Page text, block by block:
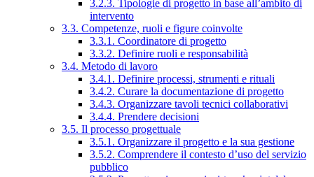
3.2.3. Tipologie di progetto in base all’ambito di
intervento
3.3. Competenze, ruoli e figure coinvolte
3.3.1. Coordinatore di progetto
3.3.2. Definire ruoli e responsabilità
3.4. Metodo di lavoro
3.4.1. Definire processi, strumenti e rituali
3.4.2. Curare la documentazione di progetto
3.4.3. Organizzare tavoli tecnici collaborativi
3.4.4. Prendere decisioni
3.5. Il processo progettuale
3.5.1. Organizzare il progetto e la sua gestione
3.5.2. Comprendere il contesto d’uso del servizio
pubblico